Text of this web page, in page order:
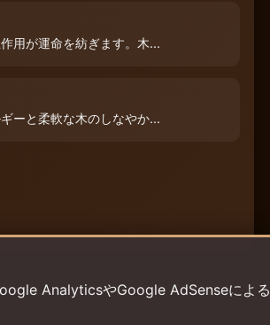
用が運命を紡ぎます。木...
ーと柔軟な木のしなやか...
AnalyticsやGoogle AdSenseによる